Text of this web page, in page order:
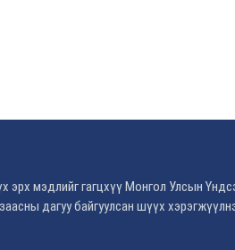
эрх мэдлийг гагцхүү Монгол Улсын
дагуу байгуулсан шүүх